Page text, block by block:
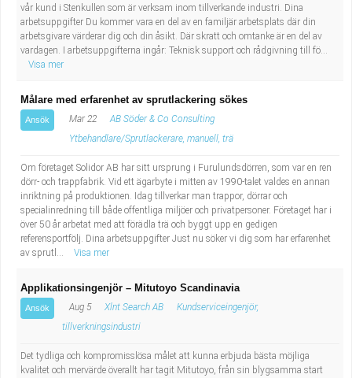
vår kund i Stenkullen som är verksam inom tillverkande industri. Dina
arbetsuppgifter Du kommer vara en del av en familjär arbetsplats där din
arbetsgivare värderar dig och din åsikt. Där skratt och omtanke är en del av
vardagen. I arbetsuppgifterna ingår: Teknisk support och rådgivning till fö...
Visa mer
Målare med erfarenhet av sprutlackering sökes
Ansök Mar 22
AB Söder & Co Consulting
Ytbehandlare/Sprutlackerare, manuell, trä
Om företaget Solidor AB har sitt ursprung i Furulundsdörren, som var en ren
dörr- och trappfabrik. Vid ett ägarbyte i mitten av 1990-talet valdes en annan
inriktning på produktionen. Idag tillverkar man trappor, dörrar och
specialinredning till både offentliga miljöer och privatpersoner. Företaget har i
över 50 år arbetat med att förädla trä och byggt upp en gedigen
referensportfölj. Dina arbetsuppgifter Just nu söker vi dig som har erfarenhet
av sprutl...
Visa mer
Applikationsingenjör – Mitutoyo Scandinavia
Ansök Aug 5 Xlnt Search AB
Kundserviceingenjör,
tillverkningsindustri
Det tydliga och kompromisslösa målet att kunna erbjuda bästa möjliga
kvalitet och mervärde överallt har tagit Mitutoyo, från sin blygsamma start